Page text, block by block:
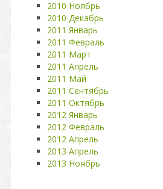
2010 Ноябрь
2010 Декабрь
2011 Январь
2011 Февраль
2011 Март
2011 Апрель
2011 Май
2011 Сентябрь
2011 Октябрь
2012 Январь
2012 Февраль
2012 Апрель
2013 Апрель
2013 Ноябрь